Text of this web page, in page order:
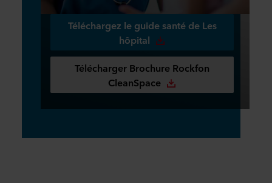
Téléchargez le guide santé de Les
hôpital
Télécharger Brochure Rockfon
CleanSpace